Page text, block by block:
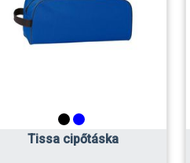
Tissa cipőtáska